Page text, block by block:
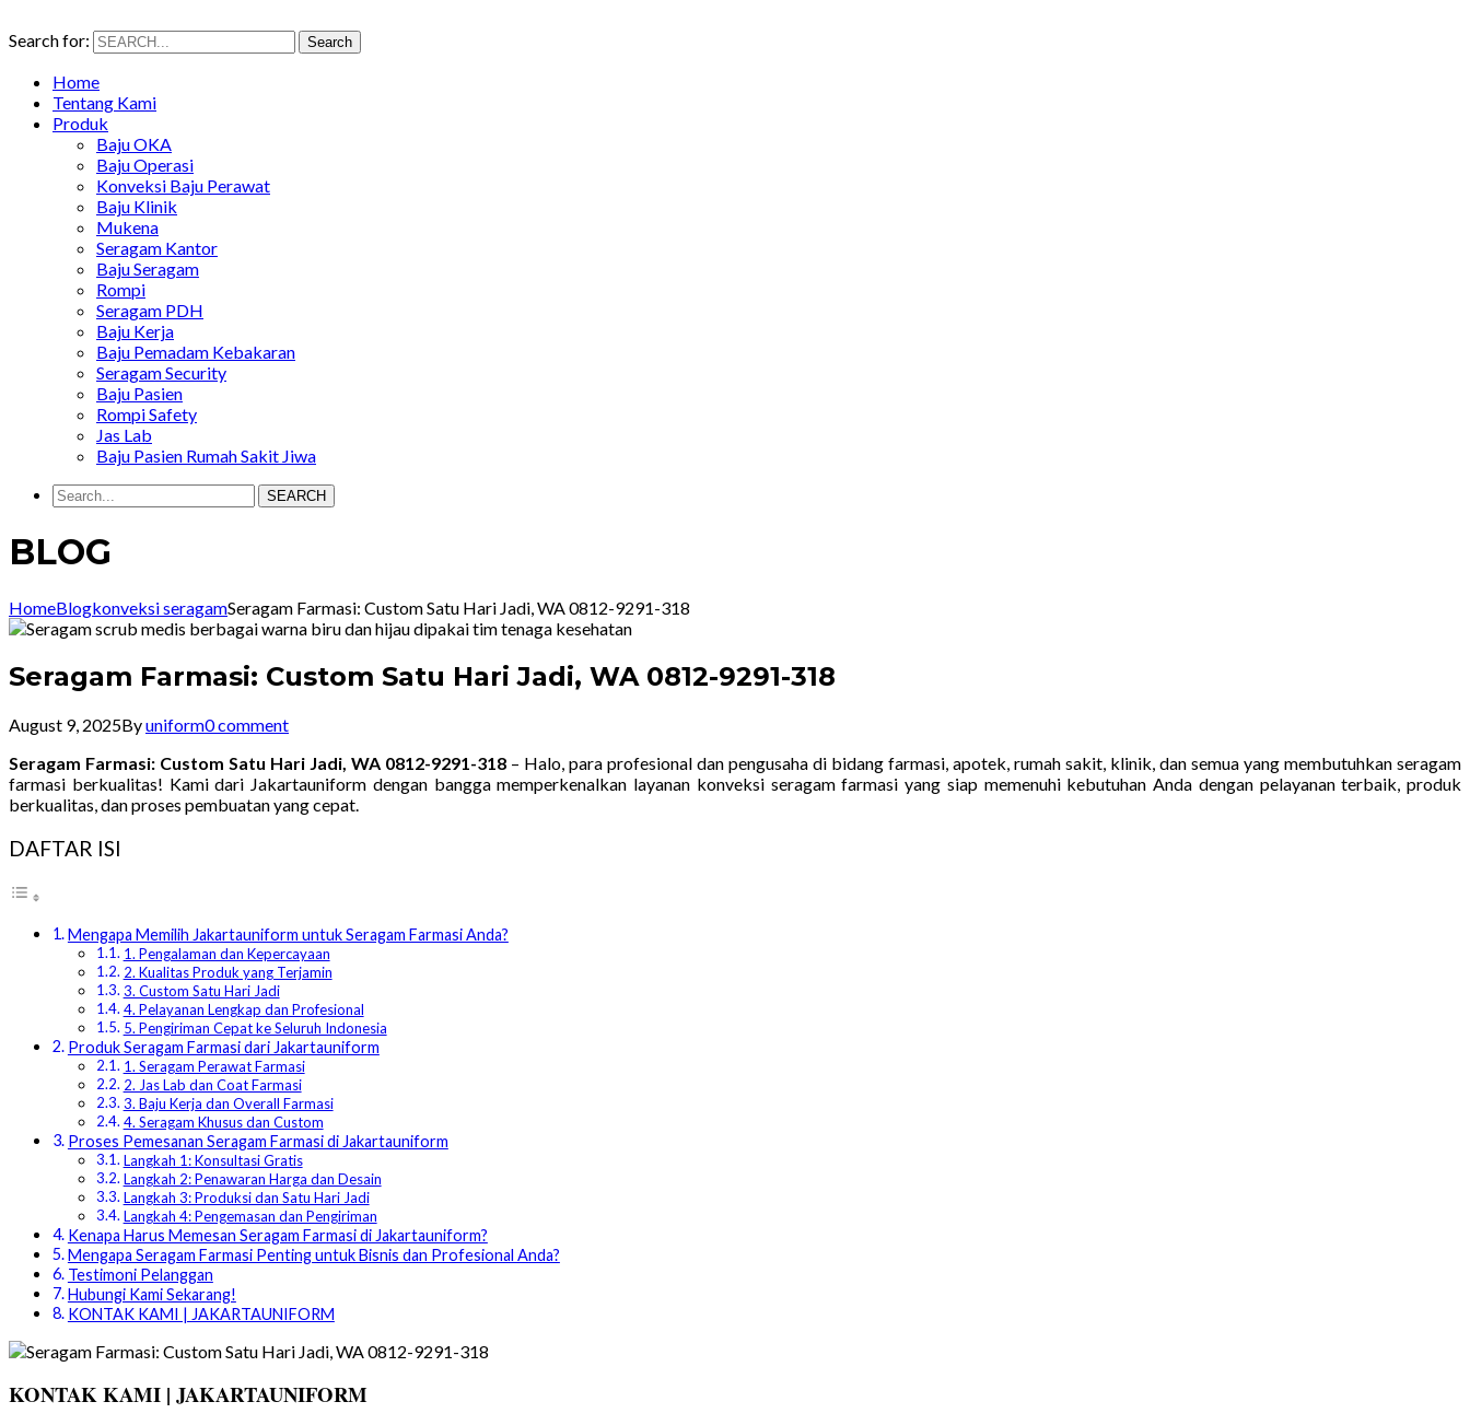
Search for: Search
Home
Tentang Kami
Produk
Baju OKA
Baju Operasi
Konveksi Baju Perawat
Baju Klinik
Mukena
Seragam Kantor
Baju Seragam
Rompi
Seragam PDH
Baju Kerja
Baju Pemadam Kebakaran
Seragam Security
Baju Pasien
Rompi Safety
Jas Lab
Baju Pasien Rumah Sakit Jiwa
SEARCH
BLOG
HomeBlogkonveksi seragamSeragam Farmasi: Custom Satu Hari Jadi, WA 0812-9291-318
Seragam Farmasi: Custom Satu Hari Jadi, WA 0812-9291-318
August 9, 2025Byuniform0 comment
Seragam Farmasi: Custom Satu Hari Jadi, WA 0812-9291-318 – Halo, para profesional dan pengusaha di bidang farmasi, apotek, rumah sakit, klinik, dan semua yang membutuhkan seragam
farmasi berkualitas! Kami dari Jakartauniform dengan bangga memperkenalkan layanan konveksi seragam farmasi yang siap memenuhi kebutuhan Anda dengan pelayanan terbaik, produk
berkualitas, dan proses pembuatan yang cepat.
DAFTAR ISI
Mengapa Memilih Jakartauniform untuk Seragam Farmasi Anda?
1. Pengalaman dan Kepercayaan
2. Kualitas Produk yang Terjamin
3. Custom Satu Hari Jadi
4. Pelayanan Lengkap dan Profesional
5. Pengiriman Cepat ke Seluruh Indonesia
Produk Seragam Farmasi dari Jakartauniform
1. Seragam Perawat Farmasi
2. Jas Lab dan Coat Farmasi
3. Baju Kerja dan Overall Farmasi
4. Seragam Khusus dan Custom
Proses Pemesanan Seragam Farmasi di Jakartauniform
Langkah 1: Konsultasi Gratis
Langkah 2: Penawaran Harga dan Desain
Langkah 3: Produksi dan Satu Hari Jadi
Langkah 4: Pengemasan dan Pengiriman
Kenapa Harus Memesan Seragam Farmasi di Jakartauniform?
Mengapa Seragam Farmasi Penting untuk Bisnis dan Profesional Anda?
Testimoni Pelanggan
Hubungi Kami Sekarang!
KONTAK KAMI | JAKARTAUNIFORM
KONTAK KAMI | JAKARTAUNIFORM